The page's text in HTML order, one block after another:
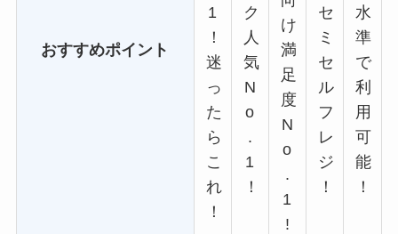
おすすめポイント
1
！
迷
っ
た
ら
こ
れ
！
ク
人
気
N
o
.
1
！
け
満
足
度
N
o
.
1
!
セ
ミ
セ
ル
フ
レ
ジ
！
水
準
で
利
用
可
能
！